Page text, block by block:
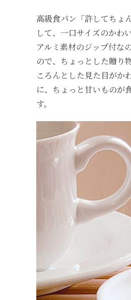
高級食パン「許してちょ
して、一口サイズのかわ
アルミ素材のジップ付な
ので、ちょっとした贈り
ころんとした見た目がか
に、ちょっと甘いものが
す。